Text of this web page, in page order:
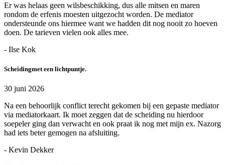
Er was helaas geen wilsbeschikking, dus alle mitsen en maren
rondom de erfenis moesten uitgezocht worden. De mediator
ondersteunde ons hiermee want we hadden dit nog nooit zo hoeven
doen. De tarieven vielen ook alles mee.
- Ilse Kok
Scheidingmet een lichtpuntje.
30 juni 2026
Na een behoorlijk conflict terecht gekomen bij een gepaste mediator
via mediatorkaart. Ik moet zeggen dat de scheiding nu hierdoor
soepeler ging dan verwacht en ook praat ik nog met mijn ex. Nazorg
had iets beter gemogen na afsluiting.
- Kevin Dekker